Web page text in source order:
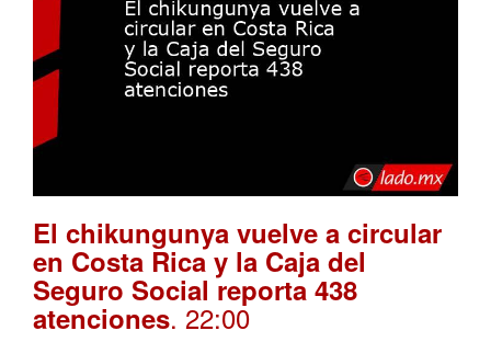
El chikungunya vuelve a circular
en Costa Rica y la Caja del
Seguro Social reporta 438
atenciones. 22:00